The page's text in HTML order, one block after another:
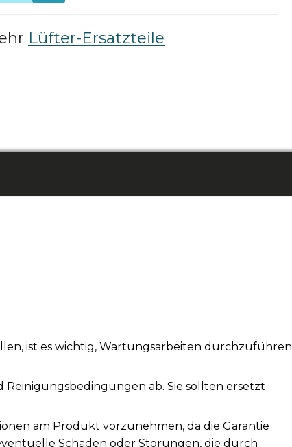
Lüfter-Ersatzteile
ist es wichtig, Wartungsarbeiten durchzuführen
ab. Sie sollten ersetzt
am Produkt vorzunehmen, da die Garantie
Schäden oder Störungen, die durch